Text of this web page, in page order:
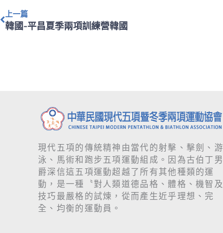
上一篇
韓國-平昌夏季兩項訓練營韓國
現代五項的傳統精神由當代的射擊、擊劍、游
泳、馬術和跑步五項運動組成。因為古伯丁男
爵深信這五項運動超越了所有其他種類的運
動，是一種〝對人類道德品格、體格、機智及
技巧最嚴格的試煉，從而產生近乎理想、完
全、均衡的運動員。